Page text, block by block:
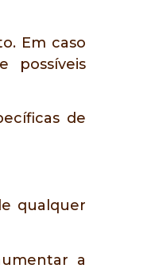
Em caso
possíveis
de
qualquer
a